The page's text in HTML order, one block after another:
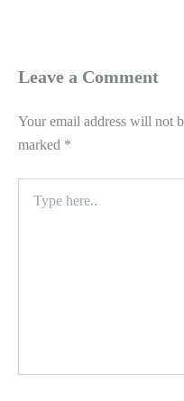
Leave a Comment
Your email address will not
marked *
here..